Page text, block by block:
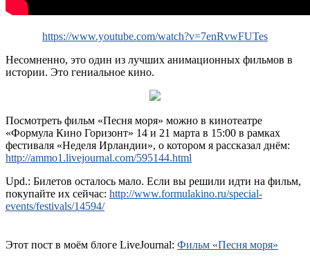
https://www.youtube.com/watch?v=7enRvwFUTes
Несомненно, это один из лучших анимационных фильмов в
истории. Это гениальное кино.
Посмотреть фильм «Песня моря» можно в кинотеатре
«Формула Кино Горизонт» 14 и 21 марта в 15:00 в рамках
фестиваля «Неделя Ирландии», о котором я рассказал днём:
http://ammo1.livejournal.com/595144.html
Upd.: Билетов осталось мало. Если вы решили идти на фильм,
покупайте их сейчас: http://www.formulakino.ru/special-
events/festivals/14594/
Этот пост в моём блоге LiveJournal: Фильм «Песня моря»